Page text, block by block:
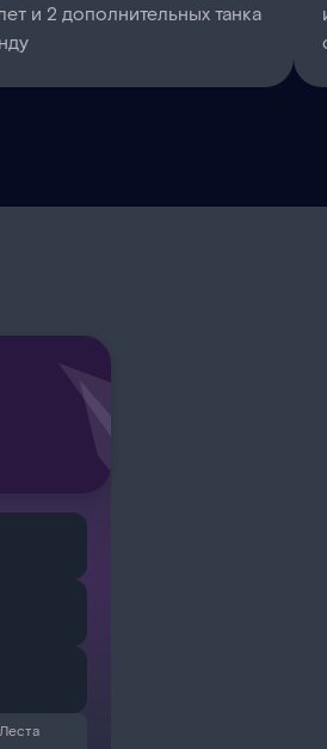
и 2 дополнительных танка